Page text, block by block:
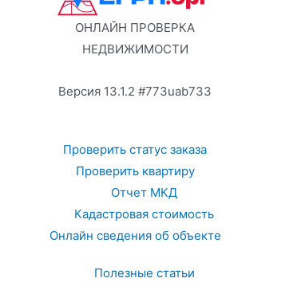
ОНЛАЙН ПРОВЕРКА
НЕДВИЖИМОСТИ
Версия 13.1.2 #773uab733
Проверить статус заказа
Проверить квартиру
Отчет МКД
Кадастровая стоимость
Онлайн сведения об объекте
Полезные статьи